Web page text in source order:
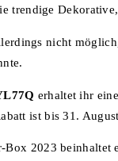
trendige
nicht
erhaltet ihr
ist bis 31.
Box 2023